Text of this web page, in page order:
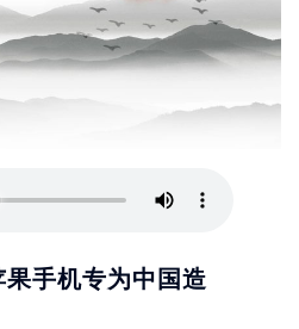
果手机专为中国造